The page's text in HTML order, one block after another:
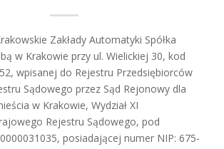
Zakłady Automatyki Spółka
w Krakowie przy ul. Wielickiej 30, kod
wpisanej do Rejestru Przedsiębiorców
Sądowego przez Sąd Rejonowy dla
w Krakowie, Wydział XI
Rejestru Sądowego, pod
posiadającej numer NIP: 675-